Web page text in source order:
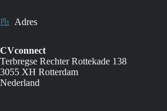
Adres
CVconnect
Terbregse Rechter Rottekade 138
3055 XH Rotterdam
Nederland